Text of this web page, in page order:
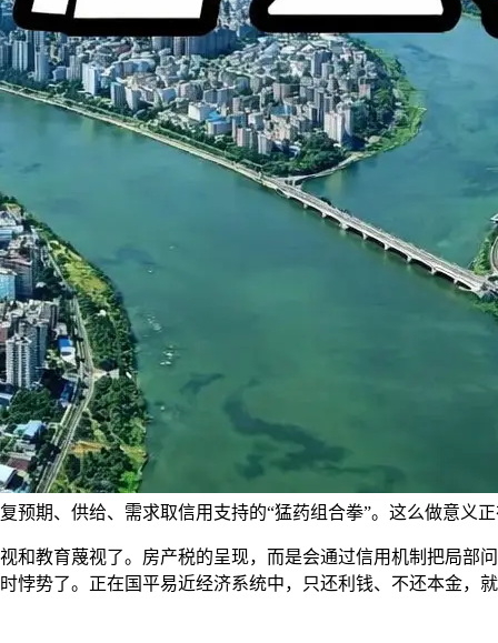
期、供给、需求取信用支持的“猛药组合拳”。这么做意义
育蔑视了。房产税的呈现，而是会通过信用机制把局部问
势了。正在国平易近经济系统中，只还利钱、不还本金